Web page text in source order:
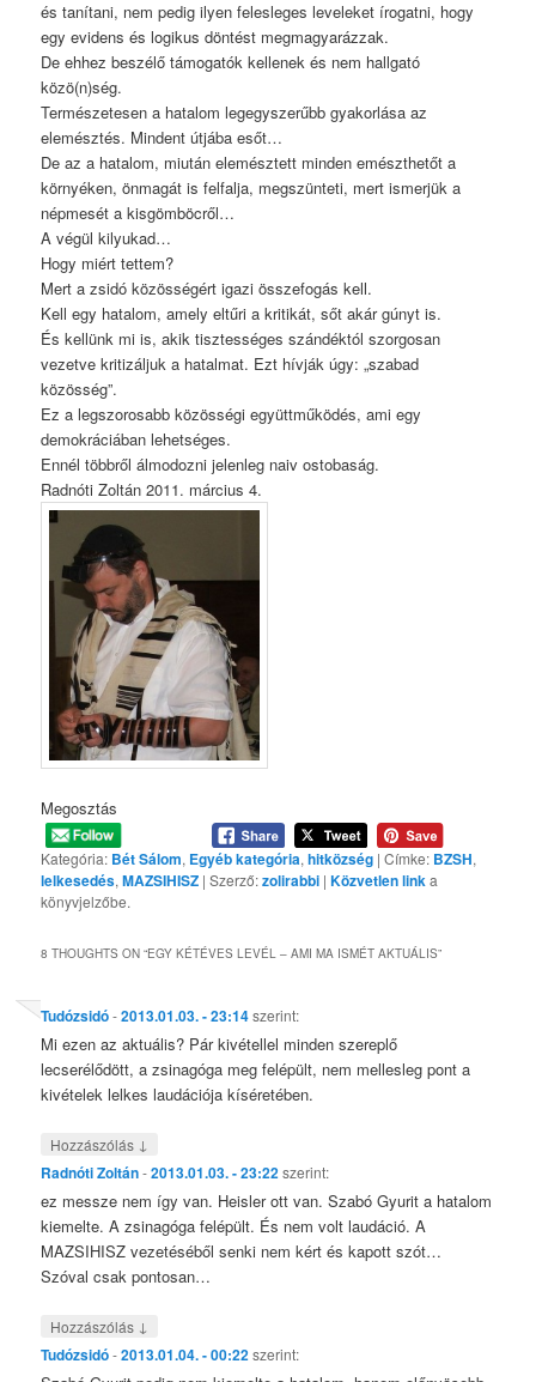
és tanítani, nem pedig ilyen felesleges leveleket írogatni, hogy
egy evidens és logikus döntést megmagyarázzak.
De ehhez beszélő támogatók kellenek és nem hallgató
közö(n)ség.
Természetesen a hatalom legegyszerűbb gyakorlása az
elemésztés. Mindent útjába esőt…
De az a hatalom, miután elemésztett minden emészthetőt a
környéken, önmagát is felfalja, megszünteti, mert ismerjük a
népmesét a kisgömböcről…
A végül kilyukad…
Hogy miért tettem?
Mert a zsidó közösségért igazi összefogás kell.
Kell egy hatalom, amely eltűri a kritikát, sőt akár gúnyt is.
És kellünk mi is, akik tisztességes szándéktól szorgosan
vezetve kritizáljuk a hatalmat. Ezt hívják úgy: „szabad
közösség”.
Ez a legszorosabb közösségi együttműködés, ami egy
demokráciában lehetséges.
Ennél többről álmodozni jelenleg naiv ostobaság.
Radnóti Zoltán 2011. március 4.
Megosztás
Kategória: Bét Sálom, Egyéb kategória,hitközség | Címke: BZSH,
lelkesedés,MAZSIHISZ | Szerző:zolirabbi |Közvetlen linka
könyvjelzőbe.
8 THOUGHTS ON “EGY KÉTÉVES LEVÉL – AMI MA ISMÉT AKTUÁLIS”
Tudózsidó-2013.01.03. - 23:14szerint:
Mi ezen az aktuális? Pár kivétellel minden szereplő
lecserélődött, a zsinagóga meg felépült, nem mellesleg pont a
kivételek lelkes laudációja kíséretében.
Hozzászólás ↓
Radnóti Zoltán-2013.01.03. - 23:22szerint:
ez messze nem így van. Heisler ott van. Szabó Gyurit a hatalom
kiemelte. A zsinagóga felépült. És nem volt laudáció. A
MAZSIHISZ vezetéséből senki nem kért és kapott szót…
Szóval csak pontosan…
Hozzászólás ↓
Tudózsidó-2013.01.04. - 00:22szerint: